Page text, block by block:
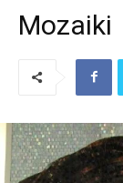
Mozaiki